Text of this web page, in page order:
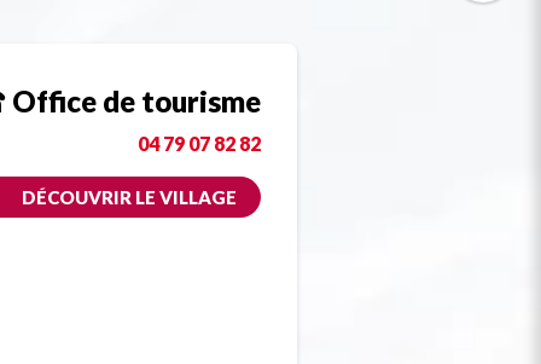
de tourisme
04 79 07 82 82
DÉCOUVRIR LE VILLAGE